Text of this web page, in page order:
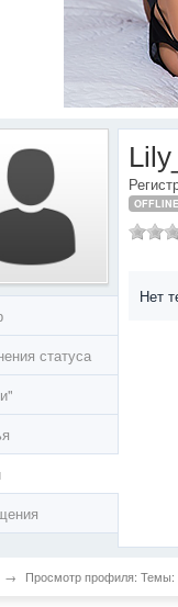
статуса
OFFLINE
Нет
→ Просмотр профиля: Темы: